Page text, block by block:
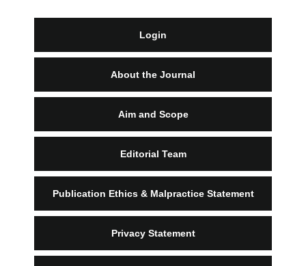
Login
About the Journal
Aim and Scope
Editorial Team
Publication Ethics & Malpractice Statement
Privacy Statement